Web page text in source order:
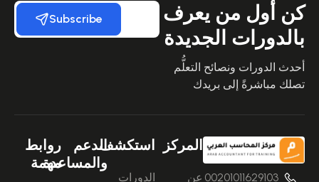
كن أول من يعرف
بالدورات الجديدة
أحدث الدورات ونصائح التعلُّم
تصلك مباشرةً إلى بريدك
Subscribe
00201011629103
المركز
عن
استكشف
الدورات
الدعم
والمساعدة
روابط
مهمة